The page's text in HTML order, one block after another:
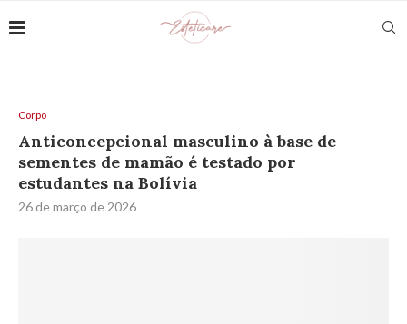
Corpo
Anticoncepcional masculino à base de
sementes de mamão é testado por
estudantes na Bolívia
26 de março de 2026